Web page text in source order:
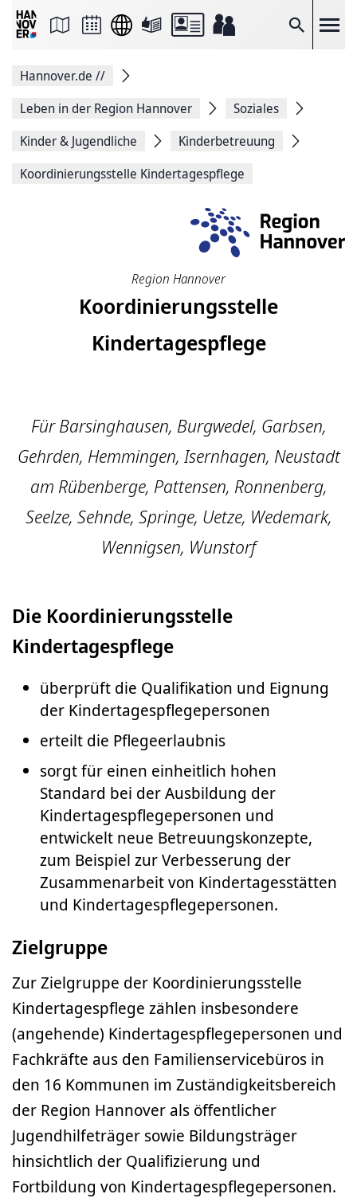
Suche
Seite
Facebook
teilen
Seitenlink
Seite
Hannover.de //
Leben in der Region Hannover
Soziales
Kinder & Jugendliche
Kinderbetreuung
Koordinierungsstelle Kindertagespflege
Region Hannover
Koordinierungsstelle
Kindertagespflege
Für Barsinghausen, Burgwedel, Garbsen,
Gehrden, Hemmingen, Isernhagen, Neustadt
am Rübenberge, Pattensen, Ronnenberg,
Seelze, Sehnde, Springe, Uetze, Wedemark,
Wennigsen, Wunstorf
Die Koordinierungsstelle
Kindertagespflege
überprüft die Qualifikation und Eignung
der Kindertagespflegepersonen
erteilt die Pflegeerlaubnis
sorgt für einen einheitlich hohen
Standard bei der Ausbildung der
Kindertagespflegepersonen und
entwickelt neue Betreuungskonzepte,
zum Beispiel zur Verbesserung der
Zusammenarbeit von Kindertagesstätten
und Kindertagespflegepersonen.
Zielgruppe
Zur Zielgruppe der Koordinierungsstelle
Kindertagespflege zählen insbesondere
(angehende) Kindertagespflegepersonen und
Fachkräfte aus den Familienservicebüros in
den 16 Kommunen im Zuständigkeitsbereich
der Region Hannover als öffentlicher
Jugendhilfeträger sowie Bildungsträger
hinsichtlich der Qualifizierung und
Fortbildung von Kindertagespflegepersonen.